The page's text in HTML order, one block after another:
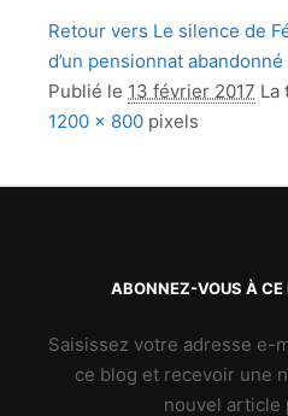
Retour vers Le silence de
d’un pensionnat abandonné
Publié le 13 février 2017 La
1200 × 800 pixels
ABONNEZ-VOUS À CE
Saisissez votre adresse e-
ce blog et recevoir une
nouvel article